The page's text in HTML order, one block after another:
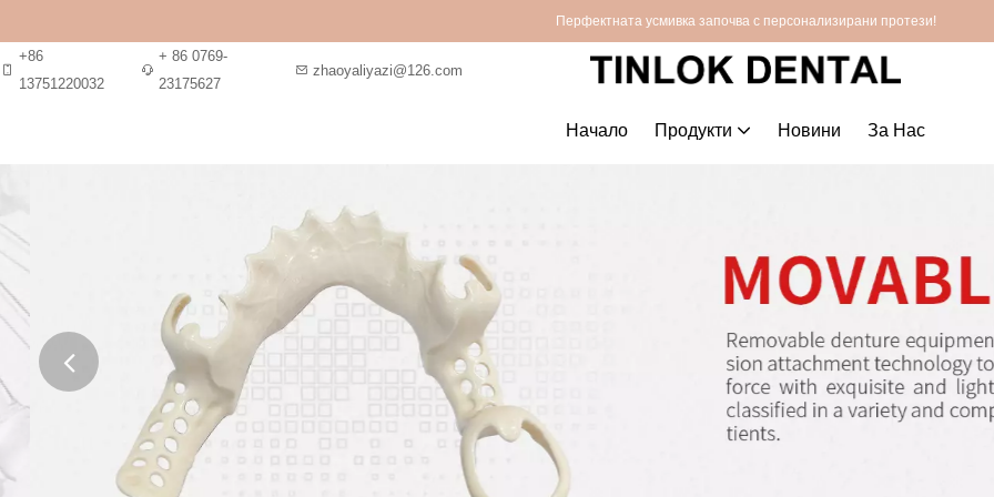
Перфектната усмивка започва с персонализирани протези!
+86
13751220032
+ 86 0769-
23175627
zhaoyaliyazi@126.com
Начало Продукти Новини За Нас